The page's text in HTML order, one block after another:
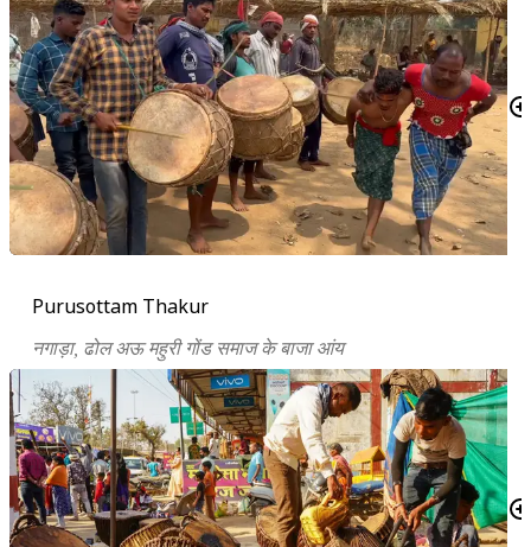
Purusottam Thakur
नगाड़ा, ढोल अऊ महुरी गोंड समाज के बाजा आंय